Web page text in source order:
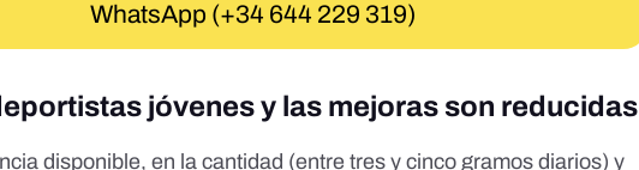
WhatsApp (+34 644 229 319)
jóvenes y las mejoras son reducidas
disponible, en la cantidad (entre tres y cinco gramos diarios) y